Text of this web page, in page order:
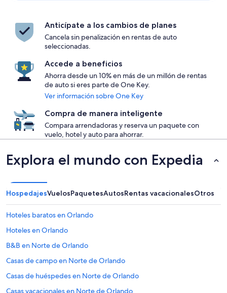
Anticípate a los cambios de planes
Cancela sin penalización en rentas de auto
seleccionadas.
Accede a beneficios
Ahorra desde un 10% en más de un millón de rentas
de auto si eres parte de One Key.
Ver información sobre One Key
Compra de manera inteligente
Compara arrendadoras y reserva un paquete con
vuelo, hotel y auto para ahorrar.
Explora el mundo con Expedia
HospedajesVuelosPaquetesAutosRentas vacacionalesOtros
Hoteles baratos en Orlando
Hoteles en Orlando
B&B en Norte de Orlando
Casas de campo en Norte de Orlando
Casas de huéspedes en Norte de Orlando
Casas vacacionales en Norte de Orlando